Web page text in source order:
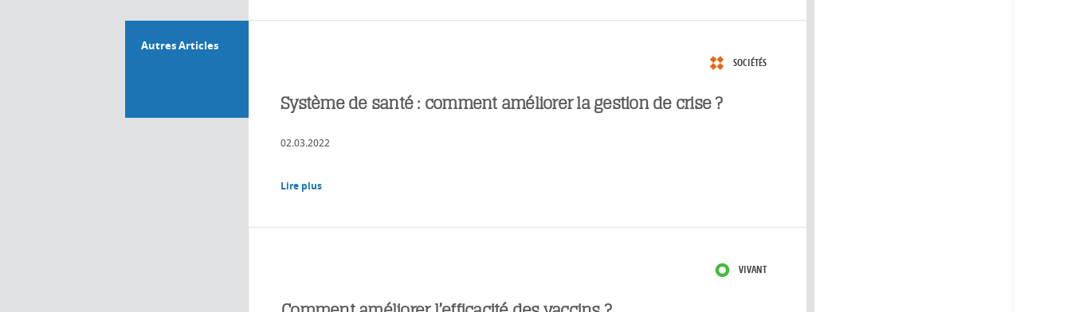
Autres Articles
SOCIÉTÉS
Système de santé : comment améliorer la gestion de crise ?
02.03.2022
Lire plus
VIVANT